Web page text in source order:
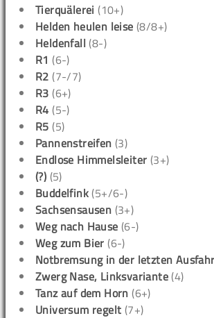
Tierquälerei (10+)
Helden heulen leise (8/8+)
Heldenfall (8-)
R1 (6-)
R2 (7-/7)
R3 (6+)
R4 (5-)
R5 (5)
Pannenstreifen (3)
Endlose Himmelsleiter (3+)
(?) (5)
Buddelfink (5+/6-)
Sachsensausen (3+)
Weg nach Hause (6-)
Weg zum Bier (6-)
Notbremsung in der letzten
Zwerg Nase, Linksvariante (4)
Tanz auf dem Horn (6+)
Universum regelt (7+)